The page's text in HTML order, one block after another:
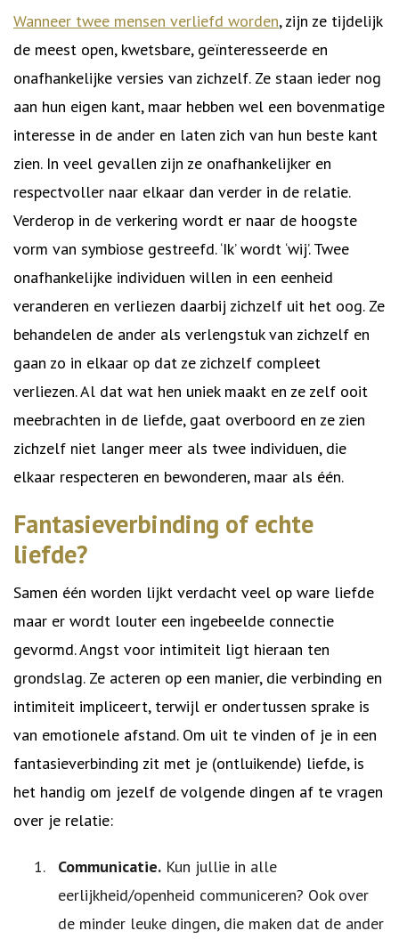
Wanneer twee mensen verliefd worden, zijn ze tijdelijk
de meest open, kwetsbare, geïnteresseerde en
onafhankelijke versies van zichzelf. Ze staan ieder nog
aan hun eigen kant, maar hebben wel een bovenmatige
interesse in de ander en laten zich van hun beste kant
zien. In veel gevallen zijn ze onafhankelijker en
respectvoller naar elkaar dan verder in de relatie.
Verderop in de verkering wordt er naar de hoogste
vorm van symbiose gestreefd. ‘Ik’ wordt ‘wij’. Twee
onafhankelijke individuen willen in een eenheid
veranderen en verliezen daarbij zichzelf uit het oog. Ze
behandelen de ander als verlengstuk van zichzelf en
gaan zo in elkaar op dat ze zichzelf compleet
verliezen. Al dat wat hen uniek maakt en ze zelf ooit
meebrachten in de liefde, gaat overboord en ze zien
zichzelf niet langer meer als twee individuen, die
elkaar respecteren en bewonderen, maar als één.
Fantasieverbinding of echte
liefde?
Samen één worden lijkt verdacht veel op ware liefde
maar er wordt louter een ingebeelde connectie
gevormd. Angst voor intimiteit ligt hieraan ten
grondslag. Ze acteren op een manier, die verbinding en
intimiteit impliceert, terwijl er ondertussen sprake is
van emotionele afstand. Om uit te vinden of je in een
fantasieverbinding zit met je (ontluikende) liefde, is
het handig om jezelf de volgende dingen af te vragen
over je relatie:
Communicatie. Kun jullie in alle
eerlijkheid/openheid communiceren? Ook over
de minder leuke dingen, die maken dat de ander